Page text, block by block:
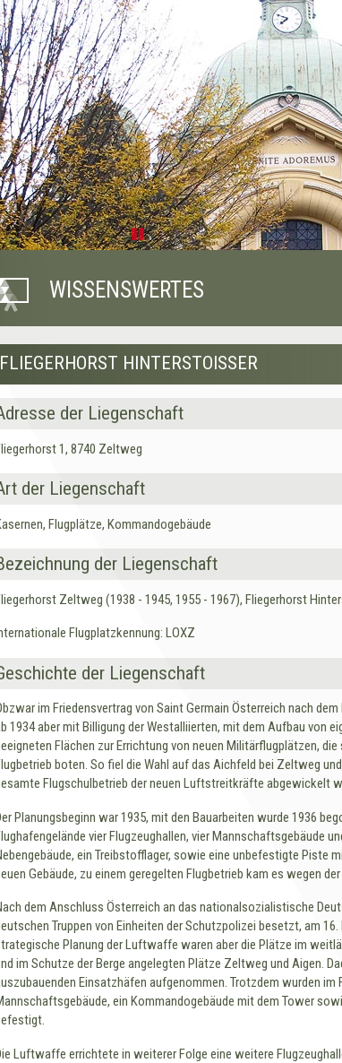
WISSENSWERTES
FLIEGERHORST HINTERSTOISSER
der Liegenschaft
1, 8740 Zeltweg
der Liegenschaft
Flugplätze, Kommandogebäude
der Liegenschaft
Zeltweg (1938 - 1945, 1955 - 1967), Fliegerhorst
Flugplatzkennung: LOXZ
der Liegenschaft
im Friedensvertrag von Saint Germain Österreich nach
1934 aber mit Billigung der Westalliierten, mit dem Aufbau von
Flächen zur Errichtung von neuen Militärflugplätzen,
boten. So fiel die Wahl auf das Aichfeld bei Zeltweg
Flugschulbetrieb der neuen Luftstreitkräfte abgewickelt
Planungsbeginn war 1935, mit den Bauarbeiten wurde 1936
vier Flugzeughallen, vier Mannschaftsgebäude
ein Treibstofflager, sowie eine unbefestigte Piste
Gebäude, zu einem geregelten Flugbetrieb kam es wegen
dem Anschluss Österreich an das nationalsozialistische
Truppen von Einheiten der Schutzpolizei besetzt, am
Planung der Luftwaffe waren aber die Plätze im
im Schutze der Berge angelegten Plätze Zeltweg und Aigen.
Einsatzhäfen aufgenommen. Trotzdem wurden
ein Kommandogebäude mit dem Tower
Luftwaffe errichtete in weiterer Folge eine weitere